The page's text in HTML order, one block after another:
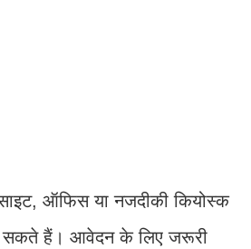
ऑफिस या नजदीकी कियोस्क
हैं। आवेदन के लिए जरूरी